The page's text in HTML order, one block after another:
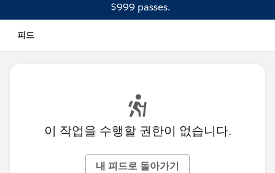
$999 passes.
피드
이 작업을 수행할 권한이 없습니다.
내 피드로 돌아가기